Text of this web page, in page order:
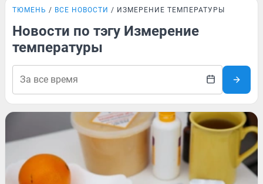
ТЮМЕНЬ ВСЕ НОВОСТИ ИЗМЕРЕНИЕ ТЕМПЕРАТУРЫ
Новости по тэгу Измерение
температуры